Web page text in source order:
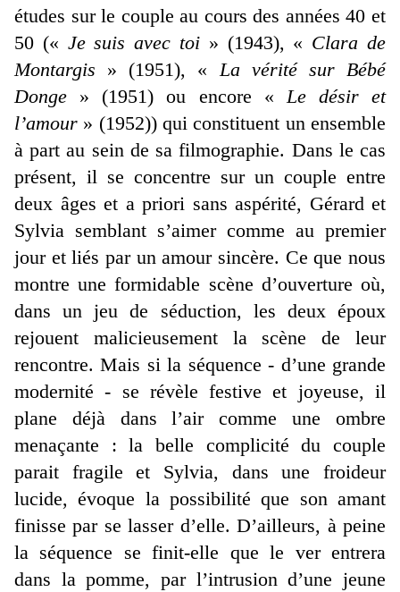
études sur le couple au cours des années 40 et
50 (« Je suis avec toi » (1943), « Clara de
Montargis » (1951), «La vérité sur Bébé
Donge » (1951) ou encore «Le désir et
l’amour » (1952)) qui constituent un ensemble
à part au sein de sa filmographie. Dans le cas
présent, il se concentre sur un couple entre
deux âges et a priori sans aspérité, Gérard et
Sylvia semblant s’aimer comme au premier
jour et liés par un amour sincère. Ce que nous
montre une formidable scène d’ouverture où,
dans un jeu de séduction, les deux époux
rejouent malicieusement la scène de leur
rencontre. Mais si la séquence - d’une grande
modernité - se révèle festive et joyeuse, il
plane déjà dans l’air comme une ombre
menaçante : la belle complicité du couple
parait fragile et Sylvia, dans une froideur
lucide, évoque la possibilité que son amant
finisse par se lasser d’elle. D’ailleurs, à peine
la séquence se finit-elle que le ver entrera
dans la pomme, par l’intrusion d’une jeune